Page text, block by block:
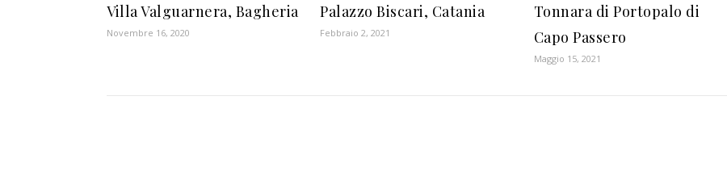
Villa Valguarnera, Bagheria
Novembre 16, 2020
Palazzo Biscari, Catania
Febbraio 2, 2021
Tonnara di Portopalo di
Capo Passero
Maggio 15, 2021